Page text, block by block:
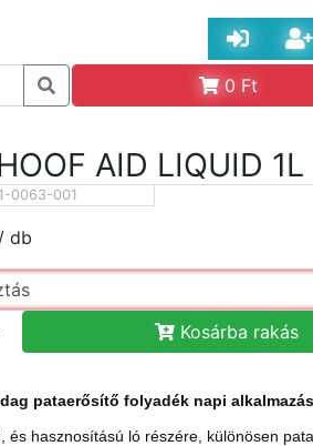
0 Ft
AID LIQUID 1L
0063-001
/ db
Kosárba rakás
pataerősítő folyadék napi
és hasznosítású ló részére, különösen